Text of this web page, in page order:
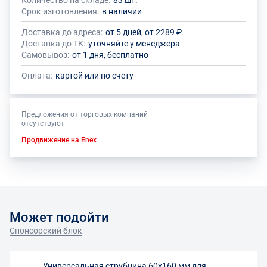
Общее количество данного товара должно быть кратно размеру
упаковки (1 шт.)
На данный товар производителем установлено ограничение по
размеру минимального заказа
Срок изготовления: в наличии
Доставка до адреса: от 5 дней, от 2289 ₽
Доставка до ТК: уточняйте у менеджера
Самовывоз: от 1 дня, бесплатно
Оплата: картой или по счету
Предложения от торговых компаний
отсутствуют
Продвижение на Enex
Может подойти
Спонсорский блок